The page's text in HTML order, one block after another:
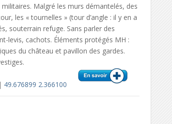
Malgré les murs démantelés, des
les « tournelles » (tour d’angle : il y en a
souterrain refuge. Sans parler des
levis, cachots. Éléments protégés MH :
du château et pavillon des gardes.
49.676899 2.366100